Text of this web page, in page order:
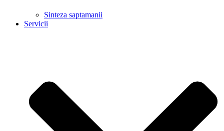
Sinteza saptamanii
Servicii